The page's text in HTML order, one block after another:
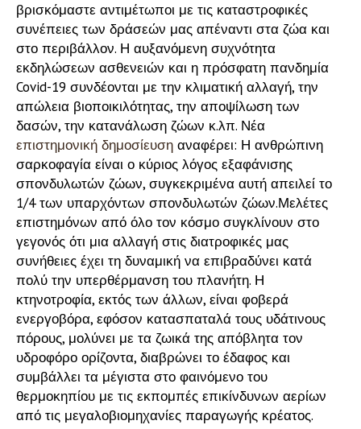
βρισκόμαστε αντιμέτωποι με τις καταστροφικές
συνέπειες των δράσεών μας απέναντι στα ζώα και
στο περιβάλλον. Η αυξανόμενη συχνότητα
εκδηλώσεων ασθενειών και η πρόσφατη πανδημία
Covid-19 συνδέονται με την κλιματική αλλαγή, την
απώλεια βιοποικιλότητας, την αποψίλωση των
δασών, την κατανάλωση ζώων κ.λπ. Νέα
επιστημονική δημοσίευση αναφέρει: Η ανθρώπινη
σαρκοφαγία είναι ο κύριος λόγος εξαφάνισης
σπονδυλωτών ζώων, συγκεκριμένα αυτή απειλεί το
1/4 των υπαρχόντων σπονδυλωτών ζώων.Μελέτες
επιστημόνων από όλο τον κόσμο συγκλίνουν στο
γεγονός ότι μια αλλαγή στις διατροφικές μας
συνήθειες έχει τη δυναμική να επιβραδύνει κατά
πολύ την υπερθέρμανση του πλανήτη. Η
κτηνοτροφία, εκτός των άλλων, είναι φοβερά
ενεργοβόρα, εφόσον κατασπαταλά τους υδάτινους
πόρους, μολύνει με τα ζωικά της απόβλητα τον
υδροφόρο ορίζοντα, διαβρώνει το έδαφος και
συμβάλλει τα μέγιστα στο φαινόμενο του
θερμοκηπίου με τις εκπομπές επικίνδυνων αερίων
από τις μεγαλοβιομηχανίες παραγωγής κρέατος.